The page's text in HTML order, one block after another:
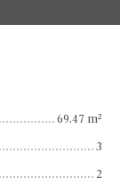
69.47 m²
3
2